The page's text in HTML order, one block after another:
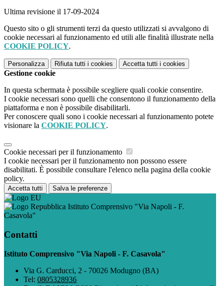
Ultima revisione il 17-09-2024
Questo sito o gli strumenti terzi da questo utilizzati si avvalgono di
cookie necessari al funzionamento ed utili alle finalità illustrate nella
COOKIE POLICY.
Personalizza Rifiuta tutti i cookies Accetta tutti i cookies
Gestione cookie
In questa schermata è possibile scegliere quali cookie consentire.
I cookie necessari sono quelli che consentono il funzionamento della
piattaforma e non è possibile disabilitarli.
Per conoscere quali sono i cookie necessari al funzionamento potete
visionare la COOKIE POLICY.
Cookie necessari per il funzionamento
I cookie necessari per il funzionamento non possono essere
disabilitati. È possibile consultare l'elenco nella pagina della cookie
policy.
Accetta tutti Salva le preferenze
Istituto Comprensivo "Via Napoli - F.
Casavola"
Contatti
Istituto Comprensivo "Via Napoli - F. Casavola"
Via G. Carducci, 2 - 70026 Modugno (BA)
Tel: 0805328936